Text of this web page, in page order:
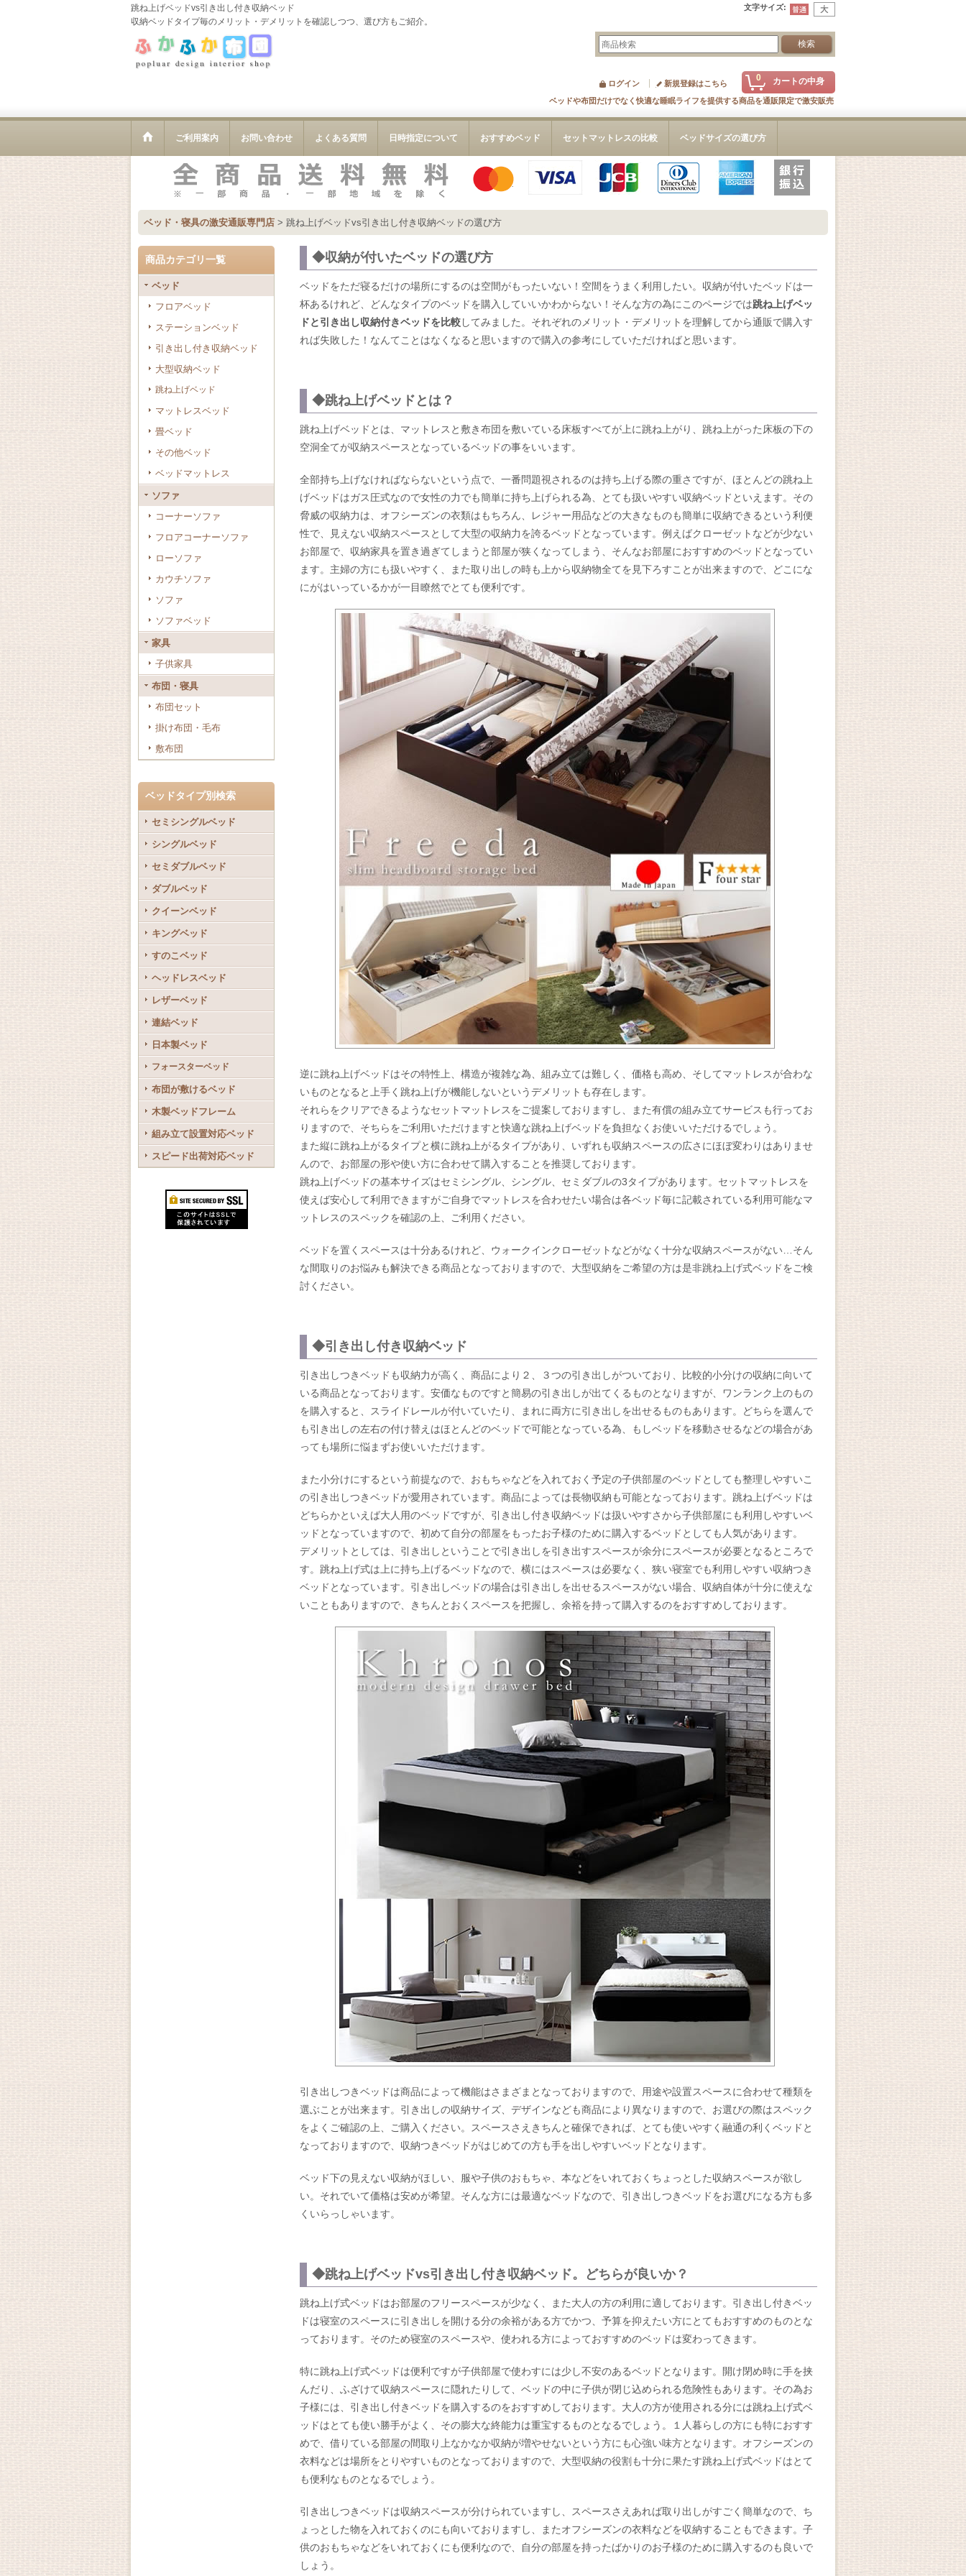
跳ね上げベッドvs引き出し付き収納ベッド
収納ベッドタイプ毎のメリット・デメリットを確認しつつ、選び方もご紹介。
文字サイズ:
ベッドや布団だけでなく快適な睡眠ライフを提供する商品を通販限定で激安販売
0 カートの中身
ログイン 新規登録はこちら
ご利用案内 お問い合わせ よくある質問 日時指定について おすすめベッド セットマットレスの比較 ベッドサイズの選び方
ベッド・寝具の激安通販専門店 > 跳ね上げベッドvs引き出し付き収納ベッドの選び方
商品カテゴリ一覧
ベッド
フロアベッド
ステーションベッド
引き出し付き収納ベッド
大型収納ベッド
跳ね上げベッド
マットレスベッド
畳ベッド
その他ベッド
ベッドマットレス
ソファ
コーナーソファ
フロアコーナーソファ
ローソファ
カウチソファ
ソファ
ソファベッド
家具
子供家具
布団・寝具
布団セット
掛け布団・毛布
敷布団
ベッドタイプ別検索
セミシングルベッド
シングルベッド
セミダブルベッド
ダブルベッド
クイーンベッド
キングベッド
すのこベッド
ヘッドレスベッド
レザーベッド
連結ベッド
日本製ベッド
フォースターベッド
布団が敷けるベッド
木製ベッドフレーム
組み立て設置対応ベッド
スピード出荷対応ベッド
◆収納が付いたベッドの選び方
ベッドをただ寝るだけの場所にするのは空間がもったいない！空間をうまく利用したい。収納が付いたベッドは一
杯あるけれど、どんなタイプのベッドを購入していいかわからない！そんな方の為にこのページでは跳ね上げベッ
ドと引き出し収納付きベッドを比較してみました。それぞれのメリット・デメリットを理解してから通販で購入す
れば失敗した！なんてことはなくなると思いますので購入の参考にしていただければと思います。
◆跳ね上げベッドとは？
跳ね上げベッドとは、マットレスと敷き布団を敷いている床板すべてが上に跳ね上がり、跳ね上がった床板の下の
空洞全てが収納スペースとなっているベッドの事をいいます。
全部持ち上げなければならないという点で、一番問題視されるのは持ち上げる際の重さですが、ほとんどの跳ね上
げベッドはガス圧式なので女性の力でも簡単に持ち上げられる為、とても扱いやすい収納ベッドといえます。その
脅威の収納力は、オフシーズンの衣類はもちろん、レジャー用品などの大きなものも簡単に収納できるという利便
性で、見えない収納スペースとして大型の収納力を誇るベッドとなっています。例えばクローゼットなどが少ない
お部屋で、収納家具を置き過ぎてしまうと部屋が狭くなってしまう、そんなお部屋におすすめのベッドとなってい
ます。主婦の方にも扱いやすく、また取り出しの時も上から収納物全てを見下ろすことが出来ますので、どこにな
にがはいっているかが一目瞭然でとても便利です。
逆に跳ね上げベッドはその特性上、構造が複雑な為、組み立ては難しく、価格も高め、そしてマットレスが合わな
いものとなると上手く跳ね上げが機能しないというデメリットも存在します。
それらをクリアできるようなセットマットレスをご提案しておりますし、また有償の組み立てサービスも行ってお
りますので、そちらをご利用いただけますと快適な跳ね上げベッドを負担なくお使いいただけるでしょう。
また縦に跳ね上がるタイプと横に跳ね上がるタイプがあり、いずれも収納スペースの広さにほぼ変わりはありませ
んので、お部屋の形や使い方に合わせて購入することを推奨しております。
跳ね上げベッドの基本サイズはセミシングル、シングル、セミダブルの3タイプがあります。セットマットレスを
使えば安心して利用できますがご自身でマットレスを合わせたい場合は各ベッド毎に記載されている利用可能なマ
ットレスのスペックを確認の上、ご利用ください。
ベッドを置くスペースは十分あるけれど、ウォークインクローゼットなどがなく十分な収納スペースがない…そん
な間取りのお悩みも解決できる商品となっておりますので、大型収納をご希望の方は是非跳ね上げ式ベッドをご検
討ください。
◆引き出し付き収納ベッド
引き出しつきベッドも収納力が高く、商品により２、３つの引き出しがついており、比較的小分けの収納に向いて
いる商品となっております。安価なものですと簡易の引き出しが出てくるものとなりますが、ワンランク上のもの
を購入すると、スライドレールが付いていたり、まれに両方に引き出しを出せるものもあります。どちらを選んで
も引き出しの左右の付け替えはほとんどのベッドで可能となっている為、もしベッドを移動させるなどの場合があ
っても場所に悩まずお使いいただけます。
また小分けにするという前提なので、おもちゃなどを入れておく予定の子供部屋のベッドとしても整理しやすいこ
の引き出しつきベッドが愛用されています。商品によっては長物収納も可能となっております。跳ね上げベッドは
どちらかといえば大人用のベッドですが、引き出し付き収納ベッドは扱いやすさから子供部屋にも利用しやすいベ
ッドとなっていますので、初めて自分の部屋をもったお子様のために購入するベッドとしても人気があります。
デメリットとしては、引き出しということで引き出しを引き出すスペースが余分にスペースが必要となるところで
す。跳ね上げ式は上に持ち上げるベッドなので、横にはスペースは必要なく、狭い寝室でも利用しやすい収納つき
ベッドとなっています。引き出しベッドの場合は引き出しを出せるスペースがない場合、収納自体が十分に使えな
いこともありますので、きちんとおくスペースを把握し、余裕を持って購入するのをおすすめしております。
引き出しつきベッドは商品によって機能はさまざまとなっておりますので、用途や設置スペースに合わせて種類を
選ぶことが出来ます。引き出しの収納サイズ、デザインなども商品により異なりますので、お選びの際はスペック
をよくご確認の上、ご購入ください。スペースさえきちんと確保できれば、とても使いやすく融通の利くベッドと
なっておりますので、収納つきベッドがはじめての方も手を出しやすいベッドとなります。
ベッド下の見えない収納がほしい、服や子供のおもちゃ、本などをいれておくちょっとした収納スペースが欲し
い。それでいて価格は安めが希望。そんな方には最適なベッドなので、引き出しつきベッドをお選びになる方も多
くいらっしゃいます。
◆跳ね上げベッドvs引き出し付き収納ベッド。どちらが良いか？
跳ね上げ式ベッドはお部屋のフリースペースが少なく、また大人の方の利用に適しております。引き出し付きベッ
ドは寝室のスペースに引き出しを開ける分の余裕がある方でかつ、予算を抑えたい方にとてもおすすめのものとな
っております。そのため寝室のスペースや、使われる方によっておすすめのベッドは変わってきます。
特に跳ね上げ式ベッドは便利ですが子供部屋で使わすには少し不安のあるベッドとなります。開け閉め時に手を挟
んだり、ふざけて収納スペースに隠れたりして、ベッドの中に子供が閉じ込められる危険性もあります。その為お
子様には、引き出し付きベッドを購入するのをおすすめしております。大人の方が使用される分には跳ね上げ式ベ
ッドはとても使い勝手がよく、その膨大な終能力は重宝するものとなるでしょう。１人暮らしの方にも特におすす
めで、借りている部屋の間取り上なかなか収納が増やせないという方にも心強い味方となります。オフシーズンの
衣料などは場所をとりやすいものとなっておりますので、大型収納の役割も十分に果たす跳ね上げ式ベッドはとて
も便利なものとなるでしょう。
引き出しつきベッドは収納スペースが分けられていますし、スペースさえあれば取り出しがすごく簡単なので、ち
ょっとした物を入れておくのにも向いておりますし、またオフシーズンの衣料などを収納することもできます。子
供のおもちゃなどをいれておくにも便利なので、自分の部屋を持ったばかりのお子様のために購入するのも良いで
しょう。